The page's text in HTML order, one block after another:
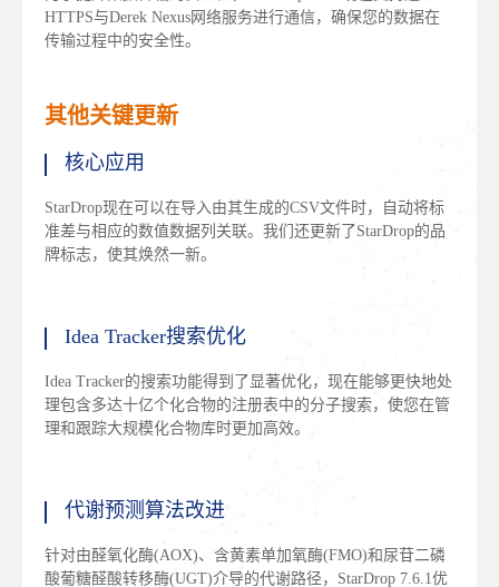
HTTPS与Derek Nexus网络服务进行通信，确保您的数据在
传输过程中的安全性。
其他关键更新
核心应用
StarDrop现在可以在导入由其生成的CSV文件时，自动将标
准差与相应的数值数据列关联。我们还更新了StarDrop的品
牌标志，使其焕然一新。
Idea Tracker搜索优化
Idea Tracker的搜索功能得到了显著优化，现在能够更快地处
理包含多达十亿个化合物的注册表中的分子搜索，使您在管
理和跟踪大规模化合物库时更加高效。
代谢预测算法改进
针对由醛氧化酶(AOX)、含黄素单加氧酶(FMO)和尿苷二磷
酸葡糖醛酸转移酶(UGT)介导的代谢路径，StarDrop 7.6.1优